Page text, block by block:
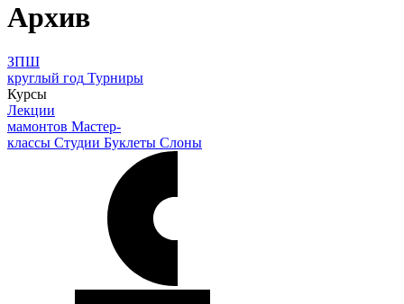
Архив
ЗПШ
круглый год Турниры
Курсы
Лекции
мамонтов Мастер-
классы Студии Буклеты Слоны